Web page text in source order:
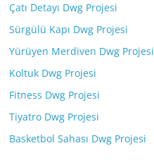
Çatı Detayı Dwg Projesi
Sürgülü Kapı Dwg Projesi
Yürüyen Merdiven Dwg Projesi
Koltuk Dwg Projesi
Fitness Dwg Projesi
Tiyatro Dwg Projesi
Basketbol Sahası Dwg Projesi